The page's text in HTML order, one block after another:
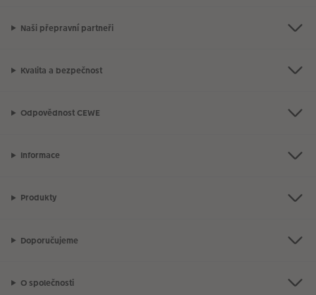
Naši přepravní partneři
Kvalita a bezpečnost
Odpovědnost CEWE
Informace
Produkty
Doporučujeme
O společnosti